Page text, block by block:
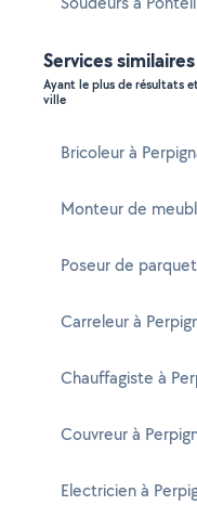
Services
Ayant le plus de résultats
ville
Bricoleur à
Monteur de
Poseur de
Carreleur à
Chauffagiste à
Couvreur à
Electricien à